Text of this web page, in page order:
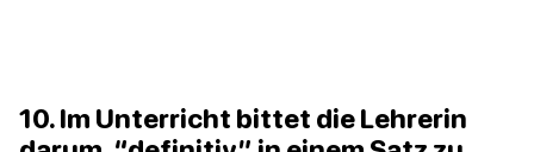
10. Im Unterricht bittet die Lehrerin